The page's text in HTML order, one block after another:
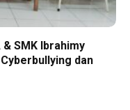
SMK Ibrahimy
dan